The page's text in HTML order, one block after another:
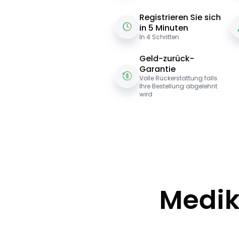
Registrieren Sie sich
in 5 Minuten
In 4 Schritten
Geld-zurück-
Garantie
Volle Rückerstattung falls
Ihre Bestellung abgelehnt
wird